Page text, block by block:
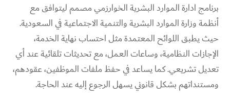
برنامج ادارة الموارد البشرية الخوارزمي مصمم ليتوافق مع
أنظمة وزارة الموارد البشرية والتنمية الاجتماعية في السعودية.
حيث يطبق اللوائح المعتمدة مثل احتساب نهاية الخدمة،
الإجازات النظامية، وساعات العمل، مع تحديثات تلقائية عند أي
تعديل تشريعي. كما يساعد في حفظ ملفات الموظفين، عقودهم،
ومستنداتهم بشكل قانوني يسهل الرجوع إليه عند الحاجة.